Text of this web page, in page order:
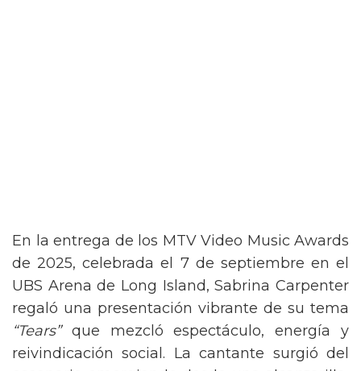
En la entrega de los MTV Video Music Awards
de 2025, celebrada el 7 de septiembre en el
UBS Arena de Long Island, Sabrina Carpenter
regaló una presentación vibrante de su tema
“Tears”que mezcló espectáculo, energía y
reivindicación social. La cantante surgió del